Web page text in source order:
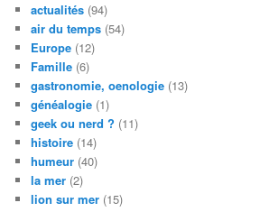
actualités (94)
air du temps (54)
Europe (12)
Famille (6)
gastronomie, oenologie (13)
généalogie (1)
geek ou nerd ? (11)
histoire (14)
humeur (40)
la mer (2)
lion sur mer (15)